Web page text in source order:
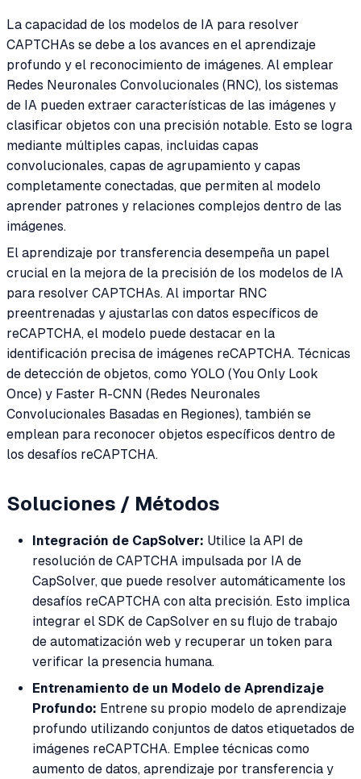
La capacidad de los modelos de IA para resolver
CAPTCHAs se debe a los avances en el aprendizaje
profundo y el reconocimiento de imágenes. Al emplear
Redes Neuronales Convolucionales (RNC), los sistemas
de IA pueden extraer características de las imágenes y
clasificar objetos con una precisión notable. Esto se logra
mediante múltiples capas, incluidas capas
convolucionales, capas de agrupamiento y capas
completamente conectadas, que permiten al modelo
aprender patrones y relaciones complejos dentro de las
imágenes.
El aprendizaje por transferencia desempeña un papel
crucial en la mejora de la precisión de los modelos de IA
para resolver CAPTCHAs. Al importar RNC
preentrenadas y ajustarlas con datos específicos de
reCAPTCHA, el modelo puede destacar en la
identificación precisa de imágenes reCAPTCHA. Técnicas
de detección de objetos, como YOLO (You Only Look
Once) y Faster R-CNN (Redes Neuronales
Convolucionales Basadas en Regiones), también se
emplean para reconocer objetos específicos dentro de
los desafíos reCAPTCHA.
Soluciones / Métodos
Integración de CapSolver: Utilice la API de
resolución de CAPTCHA impulsada por IA de
CapSolver, que puede resolver automáticamente los
desafíos reCAPTCHA con alta precisión. Esto implica
integrar el SDK de CapSolver en su flujo de trabajo
de automatización web y recuperar un token para
verificar la presencia humana.
Entrenamiento de un Modelo de Aprendizaje
Profundo: Entrene su propio modelo de aprendizaje
profundo utilizando conjuntos de datos etiquetados de
imágenes reCAPTCHA. Emplee técnicas como
aumento de datos, aprendizaje por transferencia y